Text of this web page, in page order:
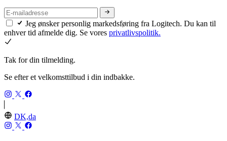
Jeg ønsker personlig markedsføring fra Logitech. Du kan til
enhver tid afmelde dig. Se vores privatlivspolitik.
Tak for din tilmelding.
Se efter et velkomsttilbud i din indbakke.
DK,da